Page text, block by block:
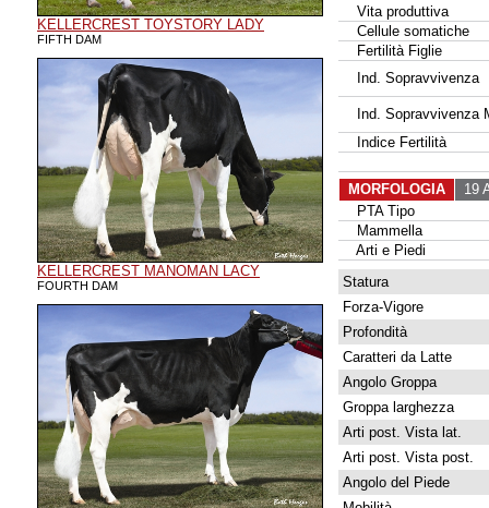
KELLERCREST TOYSTORY LADY
FIFTH DAM
KELLERCREST MANOMAN LACY
FOURTH DAM
Vita produttiva
Cellule somatiche
Fertilità Figlie
Ind. Sopravvivenza
Ind. Sopravvivenza
Indice Fertilità
MORFOLOGIA
19
PTA Tipo
Mammella
Arti e Piedi
Statura
Forza-Vigore
Profondità
Caratteri da Latte
Angolo Groppa
Groppa larghezza
Arti post. Vista lat.
Arti post. Vista post.
Angolo del Piede